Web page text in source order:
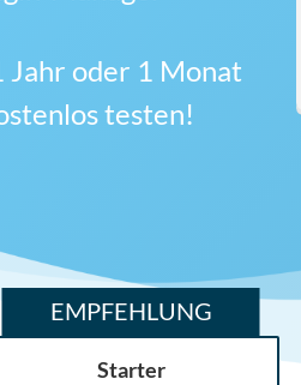
oder 1 Monat
testen!
EMPFEHLUNG
Starter